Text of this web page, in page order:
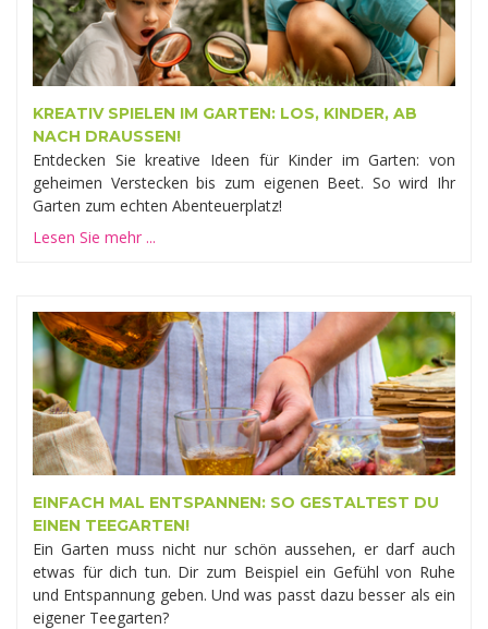
KREATIV SPIELEN IM GARTEN: LOS, KINDER, AB
NACH DRAUSSEN!
Entdecken Sie kreative Ideen für Kinder im Garten: von
geheimen Verstecken bis zum eigenen Beet. So wird Ihr
Garten zum echten Abenteuerplatz!
Lesen Sie mehr ...
EINFACH MAL ENTSPANNEN: SO GESTALTEST DU
EINEN TEEGARTEN!
Ein Garten muss nicht nur schön aussehen, er darf auch
etwas für dich tun. Dir zum Beispiel ein Gefühl von Ruhe
und Entspannung geben. Und was passt dazu besser als ein
eigener Teegarten?